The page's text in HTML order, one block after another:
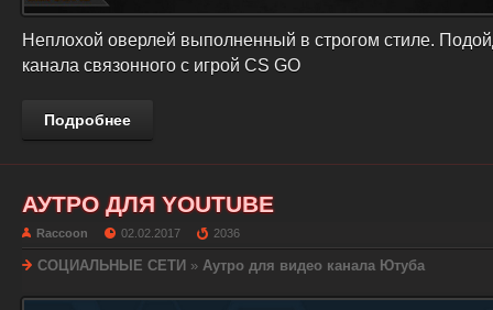
Неплохой оверлей выполненный в строгом стиле.
канала связонного с игрой CS GO
Подробнее
АУТРО ДЛЯ YOUTUBE
Raccoon 02.02.2017 2036
СОЦИАЛЬНЫЕ СЕТИ » Аутро для видео канала Ютуба